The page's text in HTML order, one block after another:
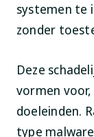
systemen te
zonder
Deze
vormen
doeleinden.
type